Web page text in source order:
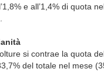
e all’1,4% di quota
si contrae la quota
del totale nel mese